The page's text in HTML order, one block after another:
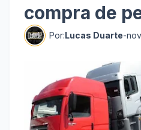
compra de
Por:Lucas Duarte-